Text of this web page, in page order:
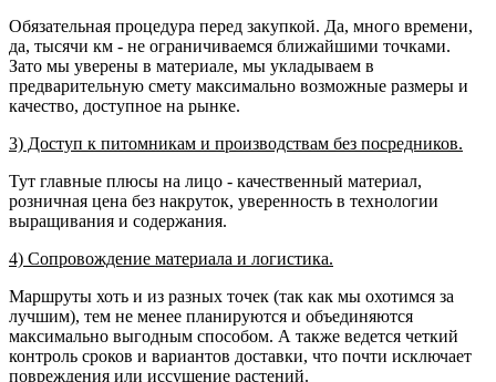
Обязательная процедура перед закупкой. Да, много времени,
да, тысячи км - не ограничиваемся ближайшими точками.
Зато мы уверены в материале, мы укладываем в
предварительную смету максимально возможные размеры и
качество, доступное на рынке.
3) Доступ к питомникам и производствам без посредников.
Тут главные плюсы на лицо - качественный материал,
розничная цена без накруток, уверенность в технологии
выращивания и содержания.
4) Сопровождение материала и логистика.
Маршруты хоть и из разных точек (так как мы охотимся за
лучшим), тем не менее планируются и объединяются
максимально выгодным способом. А также ведется четкий
контроль сроков и вариантов доставки, что почти исключает
повреждения или иссушение растений.